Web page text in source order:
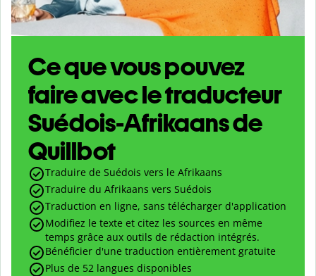
Ce que vous pouvez
faire avec le traducteur
Suédois-Afrikaans de
Quillbot
Traduire de Suédois vers le Afrikaans
Traduire du Afrikaans vers Suédois
Traduction en ligne, sans télécharger d'application
Modifiez le texte et citez les sources en même
temps grâce aux outils de rédaction intégrés.
Bénéficier d'une traduction entièrement gratuite
Plus de 52 langues disponibles